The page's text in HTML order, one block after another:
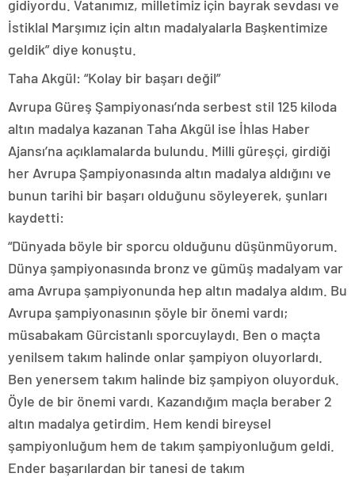
gidiyordu. Vatanımız, milletimiz için bayrak sevdası ve
İstiklal Marşımız için altın madalyalarla Başkentimize
geldik” diye konuştu.
Taha Akgül: “Kolay bir başarı değil”
Avrupa Güreş Şampiyonası’nda serbest stil 125 kiloda
altın madalya kazanan Taha Akgül ise İhlas Haber
Ajansı’na açıklamalarda bulundu. Milli güreşçi, girdiği
her Avrupa Şampiyonasında altın madalya aldığını ve
bunun tarihi bir başarı olduğunu söyleyerek, şunları
kaydetti:
“Dünyada böyle bir sporcu olduğunu düşünmüyorum.
Dünya şampiyonasında bronz ve gümüş madalyam var
ama Avrupa şampiyonunda hep altın madalya aldım. Bu
Avrupa şampiyonasının şöyle bir önemi vardı;
müsabakam Gürcistanlı sporcuylaydı. Ben o maçta
yenilsem takım halinde onlar şampiyon oluyorlardı.
Ben yenersem takım halinde biz şampiyon oluyorduk.
Öyle de bir önemi vardı. Kazandığım maçla beraber 2
altın madalya getirdim. Hem kendi bireysel
şampiyonluğum hem de takım şampiyonluğum geldi.
Ender başarılardan bir tanesi de takım